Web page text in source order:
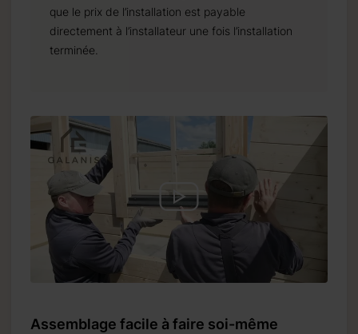
que le prix de l’installation est payable
directement à l’installateur une fois l’installation
terminée.
Assemblage facile à faire soi-même